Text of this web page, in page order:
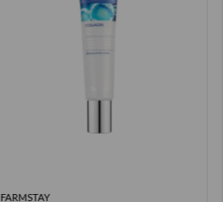
FARMSTAY